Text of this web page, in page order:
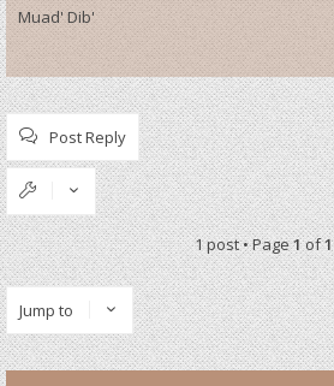
Muad' Dib'
Post Reply
1 post • Page1of1
Jump to